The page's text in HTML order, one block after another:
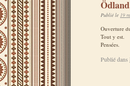
Publié le 19
Ouverture
Tout y est.
Pensées.
Publié dans